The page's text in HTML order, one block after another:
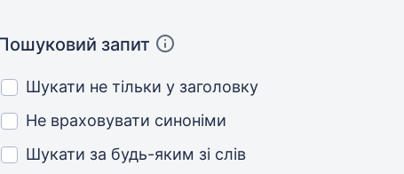
запит
Шукати не тільки у заголовку
Не враховувати синоніми
Шукати за будь-яким зі слів